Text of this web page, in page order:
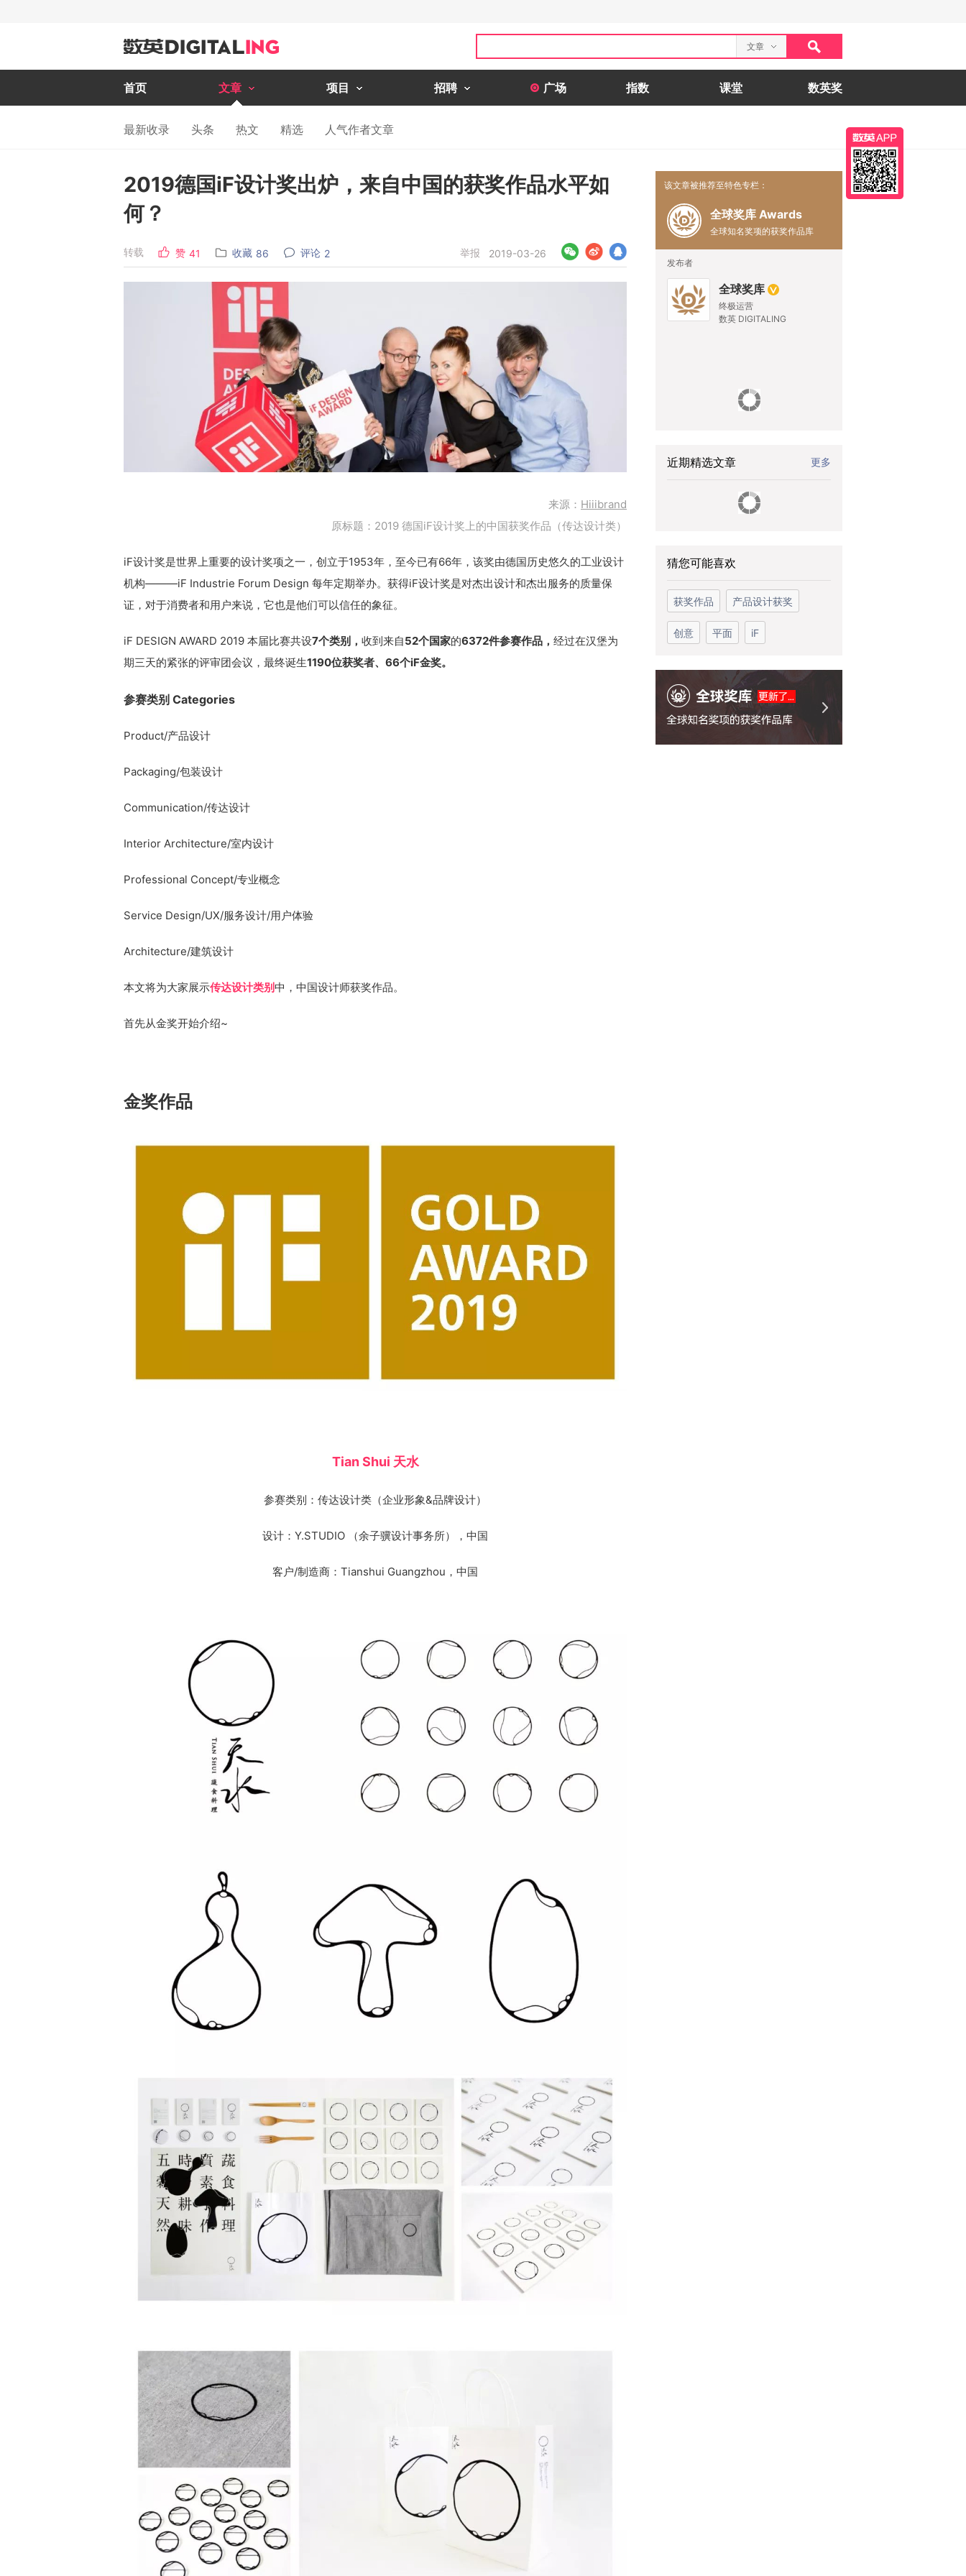
文章
首页 文章 项目 招聘 广场 指数 课堂 数英奖
最新收录 头条 热文 精选 人气作者文章
2019德国iF设计奖出炉，来自中国的获奖作品水平如
何？
转载 赞 41 收藏 86 评论 2 举报 2019-03-26
来源： Hiiibrand
原标题：2019 德国iF设计奖上的中国获奖作品（传达设计类）
iF设计奖是世界上重要的设计奖项之一，创立于1953年，至今已有66年，该奖由德国历史悠久的工业设计
机构———iF Industrie Forum Design 每年定期举办。获得iF设计奖是对杰出设计和杰出服务的质量保
证，对于消费者和用户来说，它也是他们可以信任的象征。
iF DESIGN AWARD 2019 本届比赛共设7个类别， 收到来自52个国家的6372件参赛作品， 经过在汉堡为
期三天的紧张的评审团会议，最终诞生1190位获奖者、 66个iF金奖。
参赛类别 Categories
Product/产品设计
Packaging/包装设计
Communication/传达设计
Interior Architecture/室内设计
Professional Concept/专业概念
Service Design/UX/服务设计/用户体验
Architecture/建筑设计
本文将为大家展示传达设计类别中，中国设计师获奖作品。
首先从金奖开始介绍~
金奖作品
Tian Shui 天水
参赛类别：传达设计类（企业形象&品牌设计）
设计：Y.STUDIO （余子骥设计事务所），中国
客户/制造商：Tianshui Guangzhou，中国
该文章被推荐至特色专栏：
全球奖库 Awards
全球知名奖项的获奖作品库
发布者
全球奖库
终极运营
数英 DIGITALING
近期精选文章 更多
猜您可能喜欢
获奖作品 产品设计获奖
创意 平面 iF